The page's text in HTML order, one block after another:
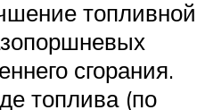
топливной
сгорания.
топлива (по